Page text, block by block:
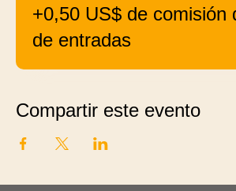
+0,50 US$ de comisión
de entradas
Compartir este evento